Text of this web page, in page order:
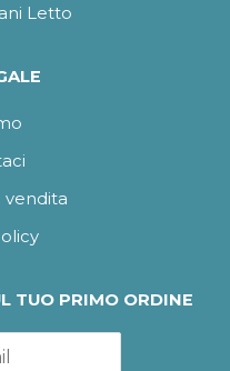
Letto
vendita
TUO PRIMO ORDINE